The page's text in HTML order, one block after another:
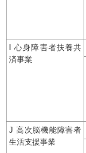
I 心身障害者扶養共
済事業
J 高次脳機能障害者
生活支援事業